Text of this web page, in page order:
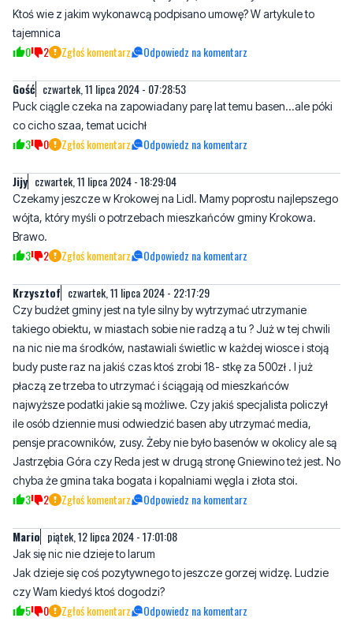
Gość czwartek, 11 lipca 2024 - 07:28:53
Puck ciągle czeka na zapowiadany parę lat temu basen...ale póki
3 0 Zgłoś komentarz Odpowiedz na komentarz
Jijy czwartek, 11 lipca 2024 - 18:29:04
Czekamy jeszcze w Krokowej na Lidl. Mamy poprostu najlepszego
Brawo.
3 2 Zgłoś komentarz Odpowiedz na komentarz
Krzysztof
Czy budżet gminy jest na tyle silny by wytrzymać utrzymanie
na nic nie ma środków, nastawiali świetlic w każdej wiosce i stoją
budy puste raz na jakiś czas ktoś zrobi 18- stkę za 500zł . I już
płaczą ze trzeba to utrzymać i ściągają od mieszkańców
najwyższe podatki jakie są możliwe. Czy jakiś specjalista policzył
ile osób dziennie musi odwiedzić basen aby utrzymać media,
pensje pracowników, zusy. Żeby nie było basenów w okolicy ale są
Jastrzębia Góra czy Reda jest w drugą stronę Gniewino też jest. No
chyba że gmina taka bogata i kopalniami węgla i złota stoi.
3 2 Zgłoś komentarz Odpowiedz na komentarz
Mario piątek, 12 lipca 2024 - 17:01:08
Jak się nic nie dzieje to larum
czy Wam kiedyś ktoś dogodzi?
5 0 Zgłoś komentarz Odpowiedz na komentarz
Wojskowy niedziela, 14 lipca 2024 - 08:18:09
Te nowe baseny sa dla Oliwkowych nachodzcow. Polska określiła